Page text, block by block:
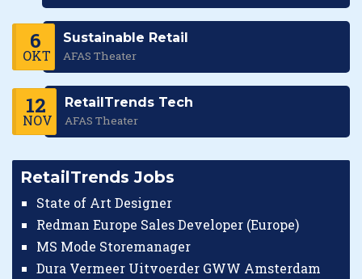
6
OKT
Sustainable Retail
AFAS Theater
12
NOV
RetailTrends Tech
AFAS Theater
RetailTrends Jobs
State of Art Designer
Redman Europe Sales Developer (Europe)
MS Mode Storemanager
Dura Vermeer Uitvoerder GWW Amsterdam